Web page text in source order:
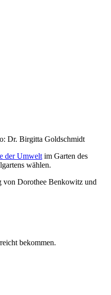
Dr. Birgitta Goldschmidt
der Umwelt im Garten des
wählen.
von Dorothee Benkowitz und
bekommen.